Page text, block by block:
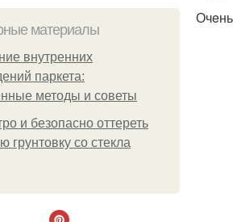
материалы
внутренних
паркета:
методы и советы
и безопасно оттереть
грунтовку со стекла